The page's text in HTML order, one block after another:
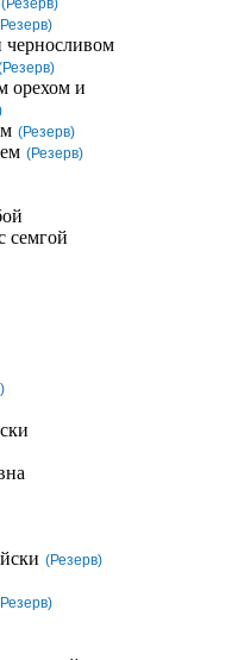
(Резерв)
черносливом
орехом и
(Резерв)
(Резерв)
семгой
(Резерв)